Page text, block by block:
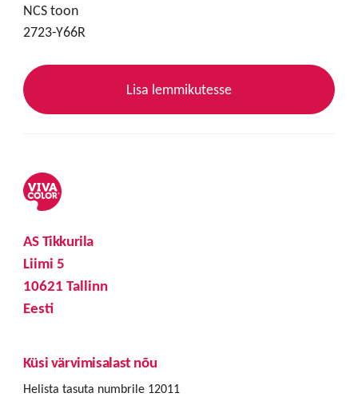
NCS toon
2723-Y66R
Lisa lemmikutesse
AS Tikkurila
Liimi 5
10621 Tallinn
Eesti
Küsi värvimisalast nõu
Helista tasuta numbrile 12011